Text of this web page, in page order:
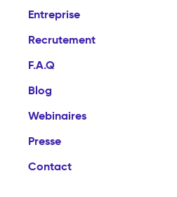
Entreprise
Recrutement
F.A.Q
Blog
Webinaires
Presse
Contact